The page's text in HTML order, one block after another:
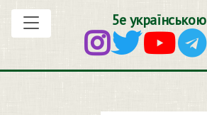
5е українською